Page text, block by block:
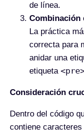
de línea.
Combinación
La práctica
correcta para
anidar una
etiqueta
Consideración
Dentro del código
contiene